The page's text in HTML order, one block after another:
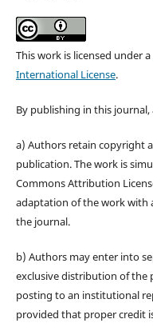
This work is licensed under a
International License.
By publishing in this
a) Authors retain copyright
publication. The work is
Commons Attribution
adaptation of the work with
the journal.
b) Authors may enter into
exclusive distribution of the
posting to an institutional
provided that proper credit